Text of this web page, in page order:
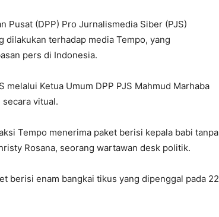
Pusat (DPP) Pro Jurnalismedia Siber (PJS)
terhadap media Tempo, yang
pers di Indonesia.
Ketua Umum DPP PJS Mahmud Marhaba
vitual.
Tempo menerima paket berisi kepala babi tanpa
Rosana, seorang wartawan desk politik.
berisi enam bangkai tikus yang dipenggal pada 22